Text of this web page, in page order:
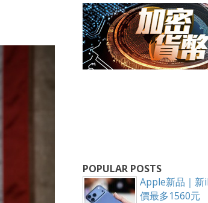
POPULAR POSTS
Apple新品｜新
價最多1560元
包），直達郵箱！